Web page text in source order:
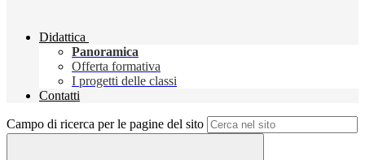
Didattica
Panoramica
Offerta formativa
I progetti delle classi
Contatti
Campo di ricerca per le pagine del sito